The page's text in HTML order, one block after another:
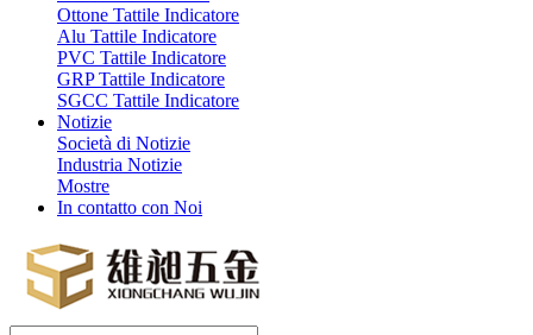
Ottone Tattile Indicatore
Alu Tattile Indicatore
PVC Tattile Indicatore
GRP Tattile Indicatore
SGCC Tattile Indicatore
Notizie
Società di Notizie
Industria Notizie
Mostre
In contatto con Noi